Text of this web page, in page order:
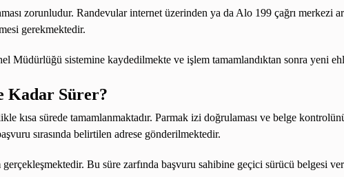
zorunludur. Randevular internet üzerinden ya da Alo 199 çağrı merkezi
gerekmektedir.
Müdürlüğü sistemine kaydedilmekte ve işlem tamamlandıktan sonra yeni
Kadar Sürer?
kısa sürede tamamlanmaktadır. Parmak izi doğrulaması ve belge
sırasında belirtilen adrese gönderilmektedir.
Bu süre zarfında başvuru sahibine geçici sürücü belgesi